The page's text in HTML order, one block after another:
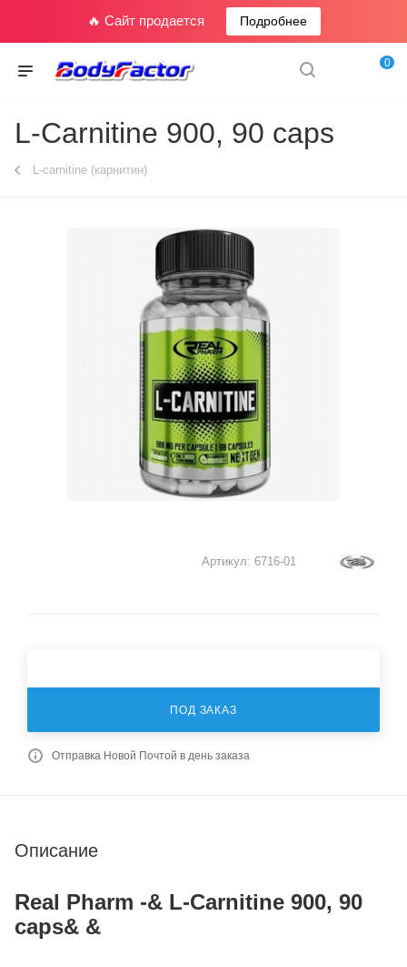
🔥 Сайт продается Подробнее
0
L-Carnitine 900, 90 caps
L-carnitine (карнитин)
Артикул: 6716-01
ПОД ЗАКАЗ
Отправка Новой Почтой в день заказа
Описание
Real Pharm -& L-Carnitine 900, 90
caps& &